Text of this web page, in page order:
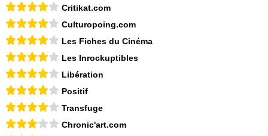
Critikat.com
Culturopoing.com
Les Fiches du Cinéma
Les Inrockuptibles
Libération
Positif
Transfuge
Chronic'art.com